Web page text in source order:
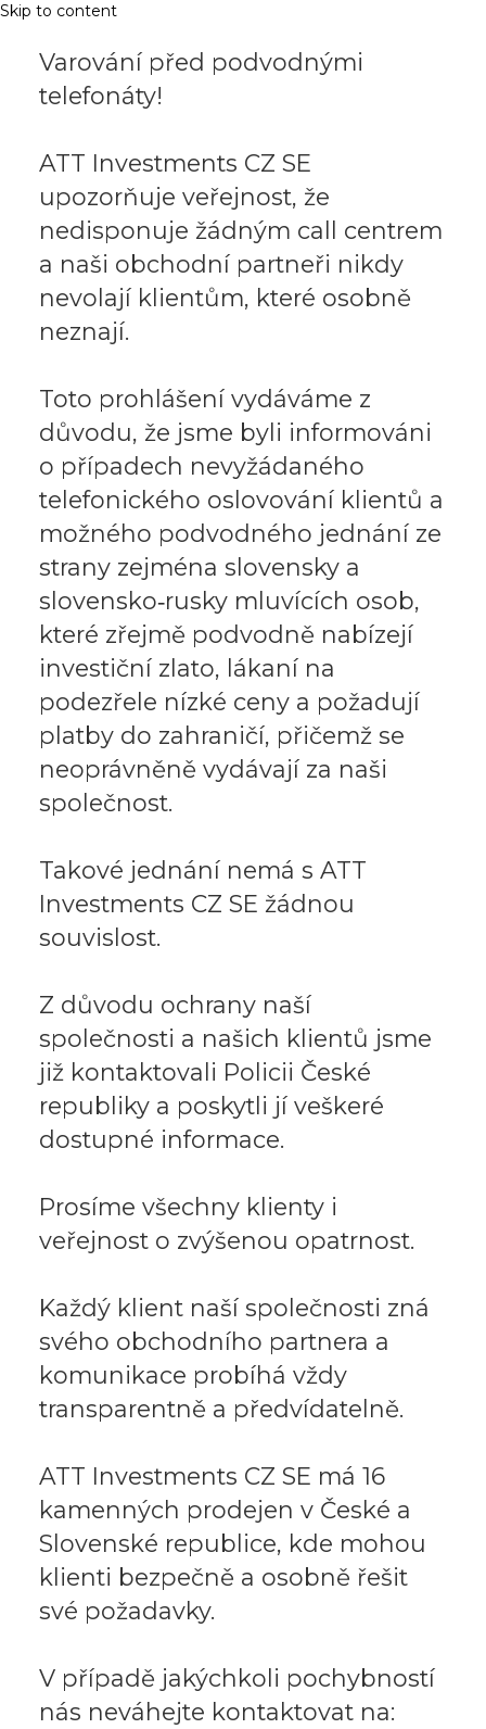
Skip to content
Varování před podvodnými
telefonáty!
ATT Investments CZ SE
upozorňuje veřejnost, že
nedisponuje žádným call centrem
a naši obchodní partneři nikdy
nevolají klientům, které osobně
neznají.
Toto prohlášení vydáváme z
důvodu, že jsme byli informováni
o případech nevyžádaného
telefonického oslovování klientů a
možného podvodného jednání ze
strany zejména slovensky a
slovensko‑rusky mluvících osob,
které zřejmě podvodně nabízejí
investiční zlato, lákaní na
podezřele nízké ceny a požadují
platby do zahraničí, přičemž se
neoprávněně vydávají za naši
společnost.
Takové jednání nemá s ATT
Investments CZ SE žádnou
souvislost.
Z důvodu ochrany naší
společnosti a našich klientů jsme
již kontaktovali Policii České
republiky a poskytli jí veškeré
dostupné informace.
Prosíme všechny klienty i
veřejnost o zvýšenou opatrnost.
Každý klient naší společnosti zná
svého obchodního partnera a
komunikace probíhá vždy
transparentně a předvídatelně.
ATT Investments CZ SE má 16
kamenných prodejen v České a
Slovenské republice, kde mohou
klienti bezpečně a osobně řešit
své požadavky.
V případě jakýchkoli pochybností
nás neváhejte kontaktovat na: